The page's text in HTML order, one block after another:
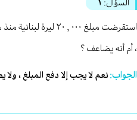
السؤال: ١
استقرضت مبلغ ٠٠٠
، أم أنه يضاعف ؟
الجواب: نعم لا يجب إلا دفع المبلغ ،